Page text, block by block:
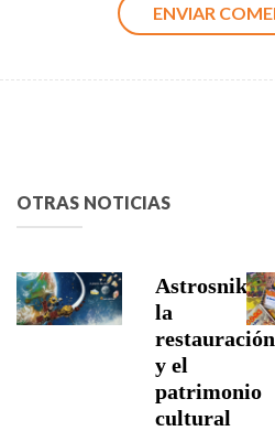
OTRAS NOTICIAS
Astrosniks,
la
restauración
y el
patrimonio
cultural